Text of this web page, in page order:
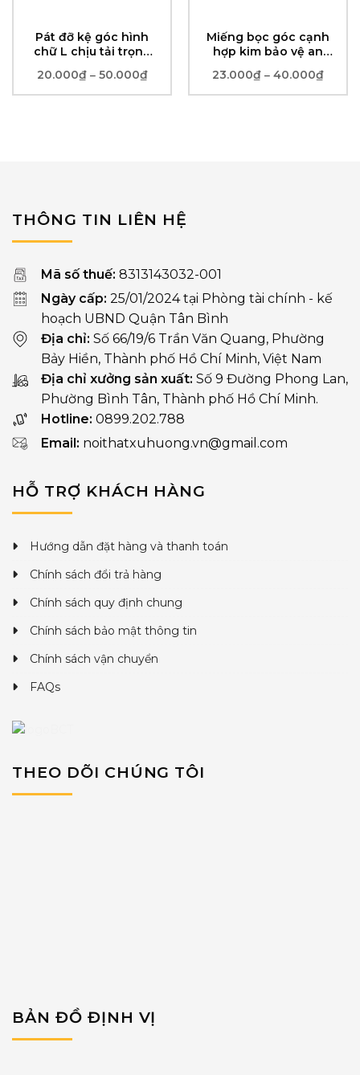
Pát đỡ kệ góc hình
chữ L chịu tải trọng
CHỈNH
20.000₫ – 50.000₫Khoảng
từ
Miếng bọc góc cạnh
hợp kim bảo vệ an
23.000₫ – 40.000₫
từ
THÔNG TIN LIÊN HỆ
Mã số thuế: 8313143032-001
Ngày cấp: 25/01/2024 tại Phòng tài chính - kế
hoạch UBND Quận Tân Bình
Địa chỉ: Số 66/19/6 Trần Văn Quang, Phường
Bảy Hiền, Thành phố Hồ Chí Minh, Việt Nam
Địa chỉ xưởng sản xuất: Số 9 Đường Phong Lan,
Phường Bình Tân, Thành phố Hồ Chí Minh.
Hotline: 0899.202.788
Email: noithatxuhuong.vn@gmail.com
HỖ TRỢ KHÁCH HÀNG
Hướng dẫn đặt hàng và thanh toán
Chính sách đổi trả hàng
Chính sách quy định chung
Chính sách bảo mật thông tin
Chính sách vận chuyển
FAQs
THEO DÕI CHÚNG TÔI
BẢN ĐỒ ĐỊNH VỊ